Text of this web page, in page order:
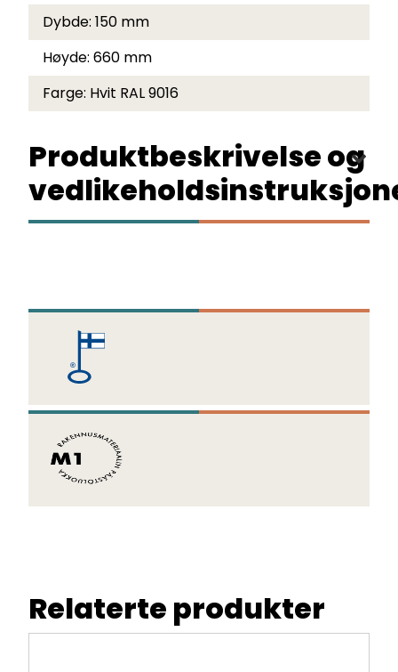
Dybde: 150 mm
Høyde: 660 mm
Farge: Hvit RAL 9016
Produktbeskrivelse og
Relaterte produkter